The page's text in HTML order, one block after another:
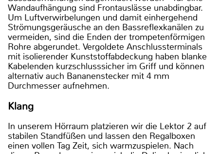
Wandaufhängung sind Frontauslässe unabdingbar.
Um Luftverwirbelungen und damit einhergehend
Strömungsgeräusche an den Bassreflexkanälen zu
vermeiden, sind die Enden der trompetenförmigen
Rohre abgerundet. Vergoldete Anschlussterminals
mit isolierender Kunststoffabdeckung haben blanke
Kabelenden kurzschlusssicher im Griff und können
alternativ auch Bananenstecker mit 4 mm
Durchmesser aufnehmen.
Klang
In unserem Hörraum platzieren wir die Lektor 2 auf
stabilen Standfüßen und lassen den Regalboxen
einen vollen Tag Zeit, sich warmzuspielen. Nach